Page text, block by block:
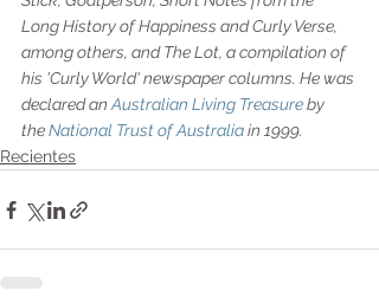
Long History of Happiness and Curly Verse,
among others, and The Lot, a compilation of
his 'Curly World' newspaper columns. He was
declared an Australian Living Treasure by
the National Trust of Australia in 1999.
Recientes